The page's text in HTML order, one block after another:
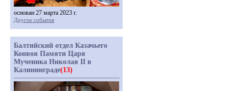
основан 27 марта 2023 г.
Другие события
Балтийский отдел Казачьего
Конвоя Памяти Царя
Мученика Николая II в
Калининграде(13)